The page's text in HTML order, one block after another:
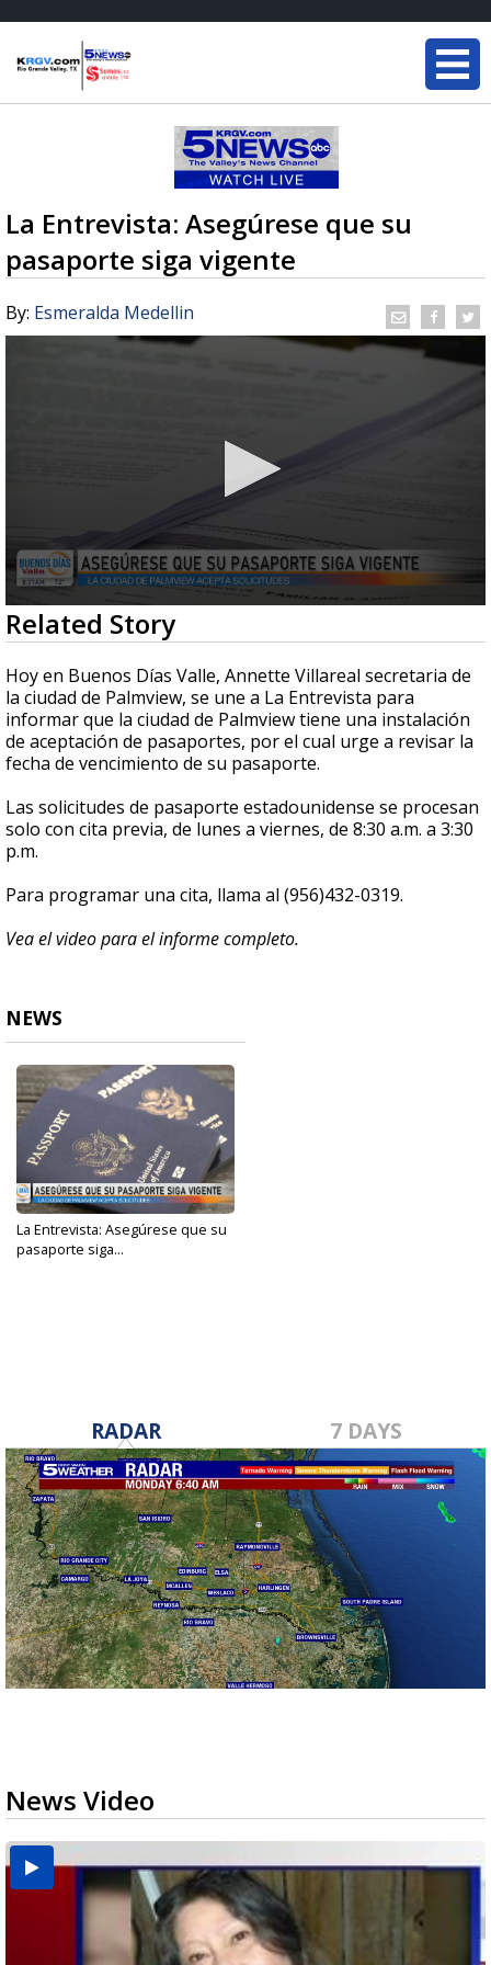
La Entrevista: Asegúrese que su
pasaporte siga vigente
By: Esmeralda Medellin
0
seconds
of
3
minutes,
27
seconds
Related Story
Hoy en Buenos Días Valle, Annette Villareal secretaria de
la ciudad de Palmview, se une a La Entrevista para
informar que la ciudad de Palmview tiene una instalación
de aceptación de pasaportes, por el cual urge a revisar la
fecha de vencimiento de su pasaporte.
Las solicitudes de pasaporte estadounidense se procesan
solo con cita previa, de lunes a viernes, de 8:30 a.m. a 3:30
p.m.
Para programar una cita, llama al (956)432-0319.
Vea el video para el informe completo.
NEWS
La Entrevista: Asegúrese que su
pasaporte siga...
RADAR 7 DAYS
News Video